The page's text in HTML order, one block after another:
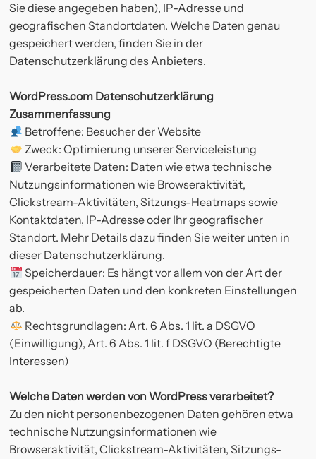
Sie diese angegeben haben), IP-Adresse und
geografischen Standortdaten. Welche Daten genau
gespeichert werden, finden Sie in der
Datenschutzerklärung des Anbieters.
WordPress.com Datenschutzerklärung
Zusammenfassung
Betroffene: Besucher der Website
Zweck: Optimierung unserer Serviceleistung
Verarbeitete Daten: Daten wie etwa technische
Nutzungsinformationen wie Browseraktivität,
Clickstream-Aktivitäten, Sitzungs-Heatmaps sowie
Kontaktdaten, IP-Adresse oder Ihr geografischer
Standort. Mehr Details dazu finden Sie weiter unten in
dieser Datenschutzerklärung.
Speicherdauer: Es hängt vor allem von der Art der
gespeicherten Daten und den konkreten Einstellungen
ab.
Rechtsgrundlagen: Art. 6 Abs. 1 lit. a DSGVO
(Einwilligung), Art. 6 Abs. 1 lit. f DSGVO (Berechtigte
Interessen)
Welche Daten werden von WordPress verarbeitet?
Zu den nicht personenbezogenen Daten gehören etwa
technische Nutzungsinformationen wie
Browseraktivität, Clickstream-Aktivitäten, Sitzungs-